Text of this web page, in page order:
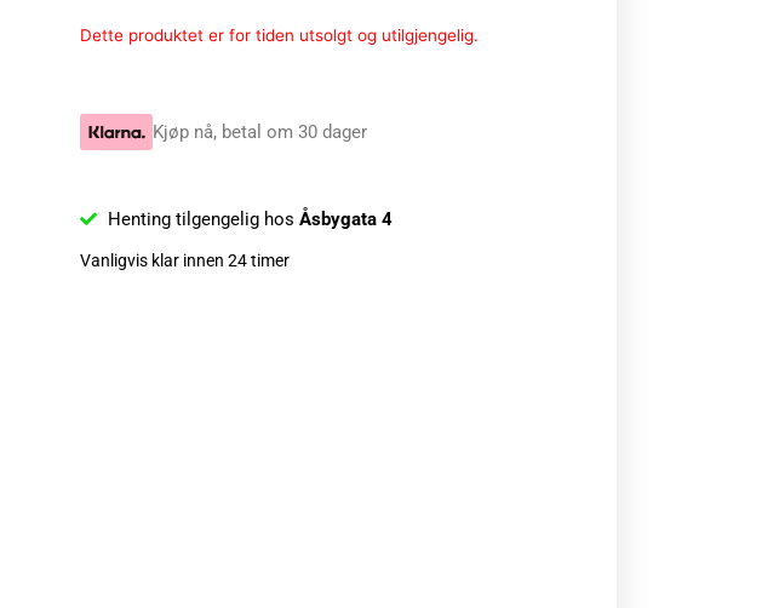
Dette produktet er for tiden utsolgt og utilgjengelig.
Kjøp nå, betal om 30 dager
Henting tilgengelig hos Åsbygata 4
Vanligvis klar innen 24 timer